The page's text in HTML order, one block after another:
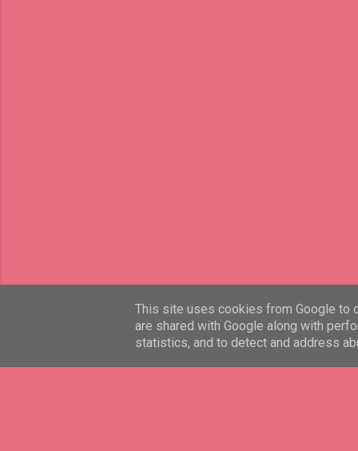
This site uses cookies from Google to
are shared with Google along with
statistics, and to detect and address